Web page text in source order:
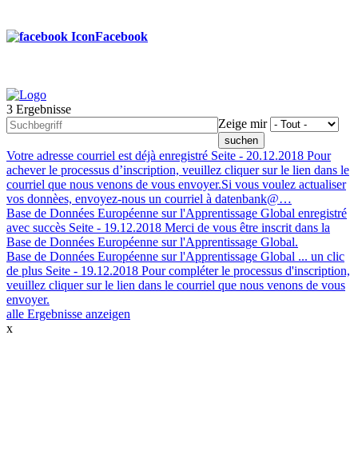
Facebook
Footer
menu
3 Ergebnisse
Zeige mir
Votre adresse courriel est déjà enregistré Seite - 20.12.2018 Pour
achever le processus d’inscription, veuillez cliquer sur le lien dans le
courriel que nous venons de vous envoyer.Si vous voulez actualiser
vos donnèes, envoyez-nous un courriel à datenbank@…
Base de Données Européenne sur l'Apprentissage Global enregistré
avec succès Seite - 19.12.2018 Merci de vous être inscrit dans la
Base de Données Européenne sur l'Apprentissage Global.
Base de Données Européenne sur l'Apprentissage Global ... un clic
de plus Seite - 19.12.2018 Pour compléter le processus d'inscription,
veuillez cliquer sur le lien dans le courriel que nous venons de vous
envoyer.
alle Ergebnisse anzeigen
x